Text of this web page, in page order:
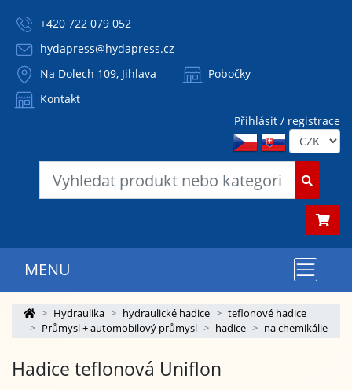
+420 722 079 052
hydapress@hydapress.cz
Na Dolech 109, Jihlava
Pobočky
Kontakt
Přihlásit / registrace
MENU
Hydraulika hydraulické hadice
teflonové hadice
Průmysl + automobilový průmysl
hadice na chemikálie
Hadice teflonová Uniflon